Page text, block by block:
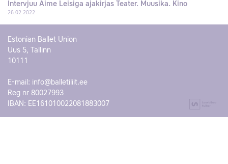
Intervjuu Aime Leisiga ajakirjas Teater. Muusika. Kino
26.02.2022
Estonian Ballet Union
Uus 5, Tallinn
10111
E-mail: info@balletiliit.ee
Reg nr 80027993
IBAN: EE161010022081883007